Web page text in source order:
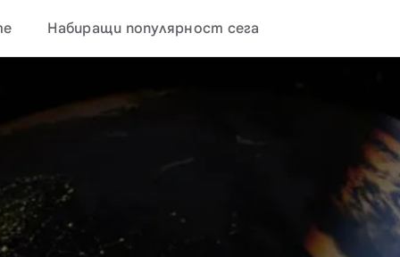
Набиращи популярност сега